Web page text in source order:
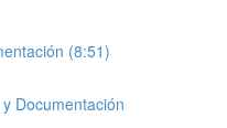
(8:51)
Documentación